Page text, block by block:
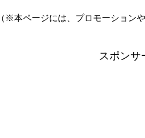
（※本ページには、プロモーション
スポンサ